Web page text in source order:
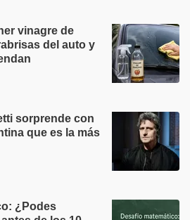
vinagre de
del auto y
sorprende con
que es la más
¿Podes